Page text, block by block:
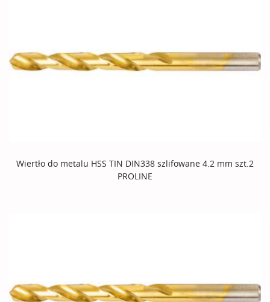
Wiertło do metalu HSS TIN DIN338 szlifowane 4.2 mm szt.2
PROLINE